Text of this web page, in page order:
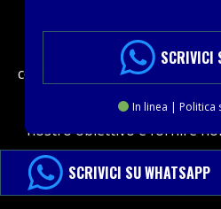
personalizzazione per
confezionatrici per polveri,
perfettamente alle vostre
nostro obiettivo è fornire
una soluzione completa
nelle vostre
SCRIVICI
In linea | Politica
SCRIVICI SU WHATSAPP